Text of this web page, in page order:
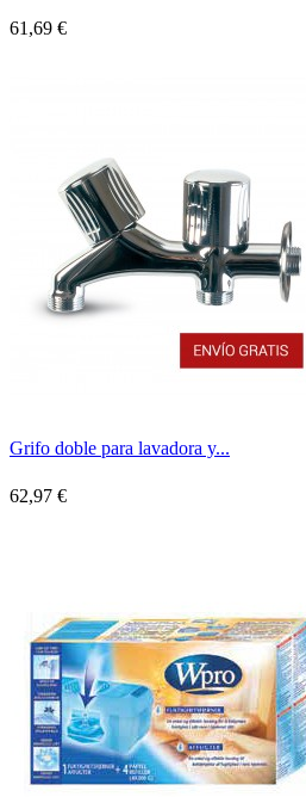
61,69 €
Grifo doble para lavadora y...
62,97 €